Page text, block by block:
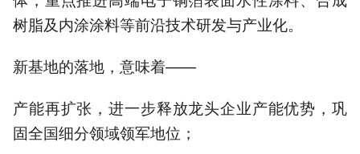
树脂及内涂涂料等前沿技术研发与产业化。
新基地的落地，意味着——
产能再扩张，进一步释放龙头企业产能优势，巩
固全国细分领域领军地位；